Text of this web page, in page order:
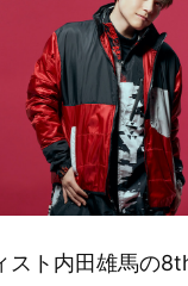
スト内田雄馬の